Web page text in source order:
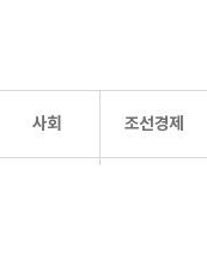
사회 조선경제